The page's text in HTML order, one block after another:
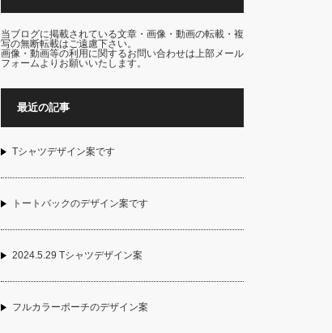
当ブログに掲載されている文章・画像・動画の転載・複
写の無断転載はご遠慮下さい。
画像・動画等の利用に関するお問い合わせは上部メール
フォームよりお願いいたします。
最近の記事
Tシャツデザイン案です
トートバックのデザイン案です
2024.5.29 Tシャツデザイン案
フルカラーポーチのデザイン案